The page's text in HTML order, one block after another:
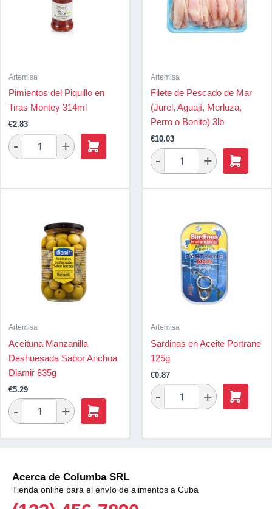
Artemisa
Pimientos del Piquillo en
Tiras Montey 314ml
€2.83
Artemisa
Filete de Pescado de Mar
(Jurel, Aguají, Merluza,
Perro o Bonito) 3lb
€10.03
Artemisa
Aceituna Manzanilla
Deshuesada Sabor Anchoa
Diamir 835g
€5.29
Artemisa
Sardinas en Aceite Portrane
125g
€0.87
Acerca de Columba SRL
Tienda online para el envío de alimentos a Cuba